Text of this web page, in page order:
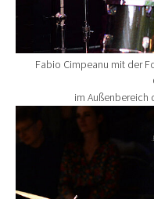
Fabio Cimpeanu mit der
im Außenbereich
Show larger version for: